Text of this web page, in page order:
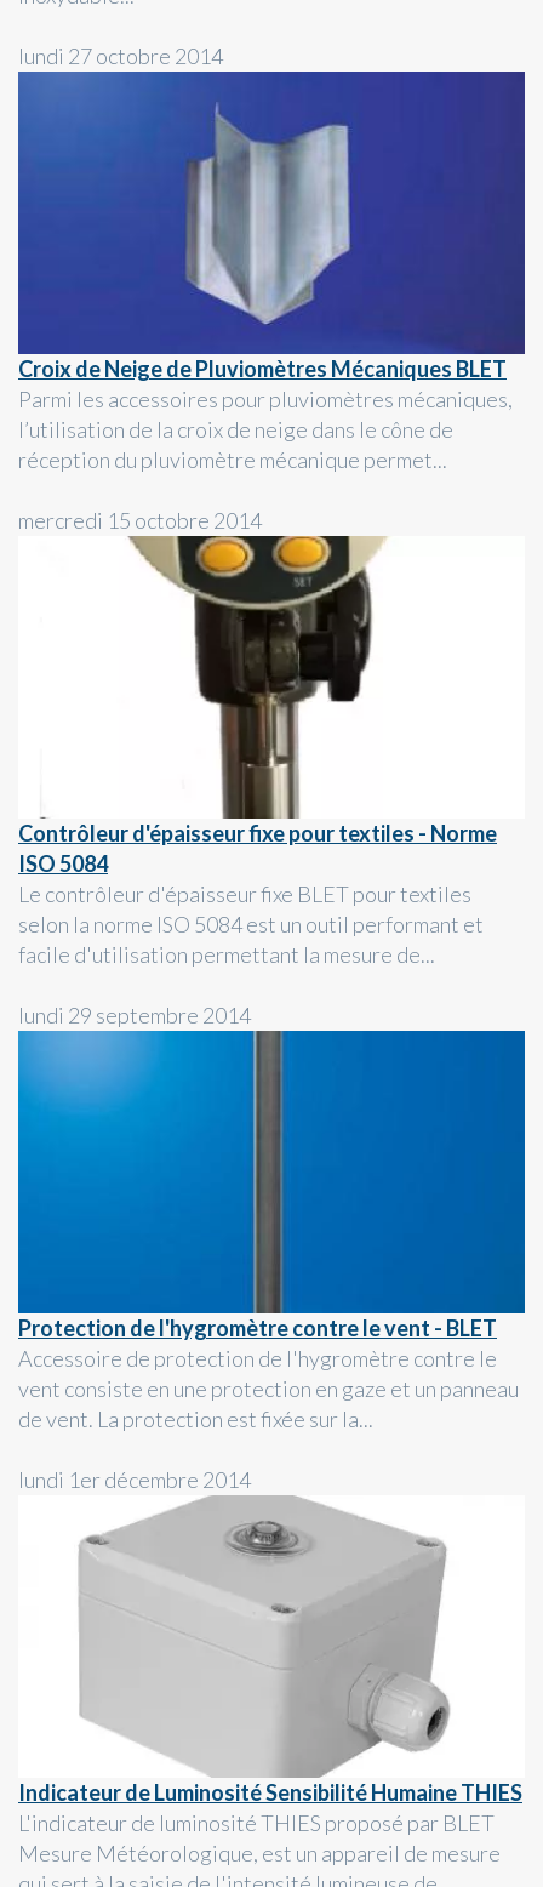
lundi 27 octobre 2014
Croix de Neige de Pluviomètres Mécaniques BLET
Parmi les accessoires pour pluviomètres mécaniques,
l’utilisation de la croix de neige dans le cône de
réception du pluviomètre mécanique permet...
mercredi 15 octobre 2014
Contrôleur d'épaisseur fixe pour textiles - Norme
ISO 5084
Le contrôleur d'épaisseur fixe BLET pour textiles
selon la norme ISO 5084 est un outil performant et
facile d'utilisation permettant la mesure de...
lundi 29 septembre 2014
Protection de l'hygromètre contre le vent - BLET
Accessoire de protection de l'hygromètre contre le
vent consiste en une protection en gaze et un panneau
de vent. La protection est fixée sur la...
lundi 1er décembre 2014
Indicateur de Luminosité Sensibilité Humaine THIES
L'indicateur de luminosité THIES proposé par BLET
Mesure Météorologique, est un appareil de mesure